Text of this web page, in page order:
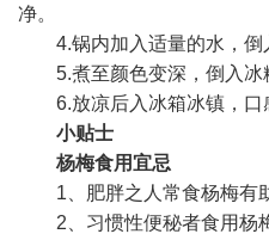
净。
4.锅内加入适量的水，倒
5.煮至颜色变深，倒入冰
6.放凉后入冰箱冰镇，口
小贴士
杨梅食用宜忌
1、肥胖之人常食杨梅有
2、习惯性便秘者食用杨